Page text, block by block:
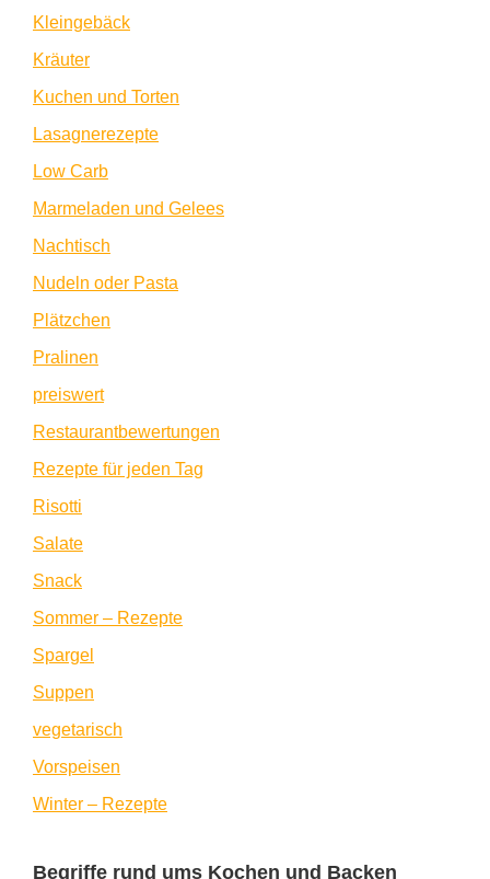
Kleingebäck
Kräuter
Kuchen und Torten
Lasagnerezepte
Low Carb
Marmeladen und Gelees
Nachtisch
Nudeln oder Pasta
Plätzchen
Pralinen
preiswert
Restaurantbewertungen
Rezepte für jeden Tag
Risotti
Salate
Snack
Sommer – Rezepte
Spargel
Suppen
vegetarisch
Vorspeisen
Winter – Rezepte
Begriffe rund ums Kochen und Backen